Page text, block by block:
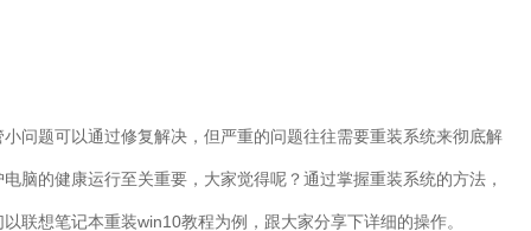
问题可以通过修复解决，但严重的问题往往需要重装系统来彻底解
脑的健康运行至关重要，大家觉得呢？通过掌握重装系统的方法，
联想笔记本重装win10教程为例，跟大家分享下详细的操作。